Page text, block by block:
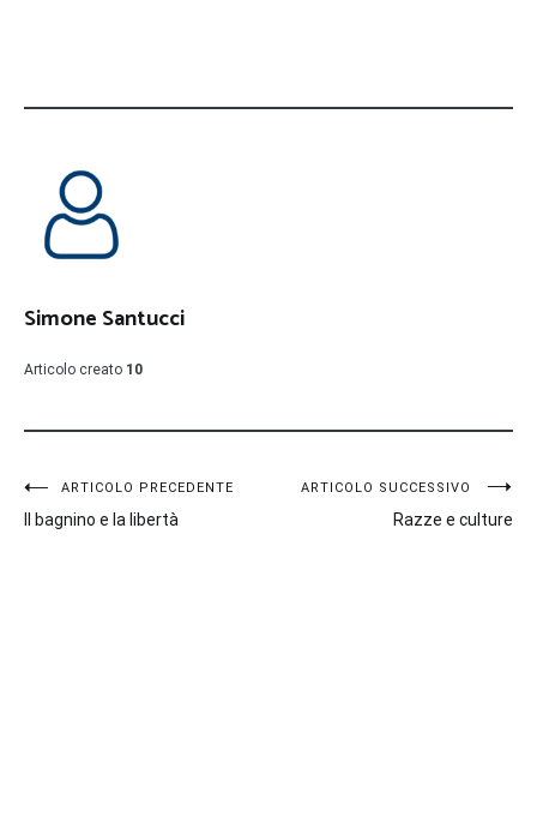
Simone Santucci
Articolo creato 10
Navigazione
articoli
ARTICOLO PRECEDENTE
Il bagnino e la libertà
ARTICOLO SUCCESSIVO
Razze e culture